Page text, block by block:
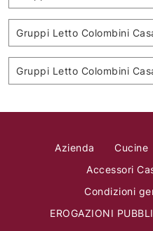
Gruppi Letto Colombini
Gruppi Letto Colombini
Azienda Cucine
Accessori
Condizioni
EROGAZIONI